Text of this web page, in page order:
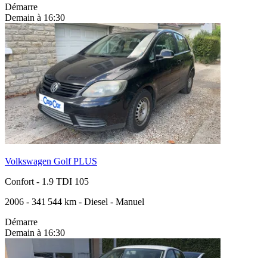
Démarre
Demain à 16:30
Volkswagen Golf PLUS
Confort - 1.9 TDI 105
2006 - 341 544 km - Diesel - Manuel
Démarre
Demain à 16:30